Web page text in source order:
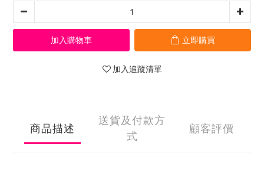
加入購物車 立即購買
加入追蹤清單
商品描述
送貨及付款方
式
顧客評價